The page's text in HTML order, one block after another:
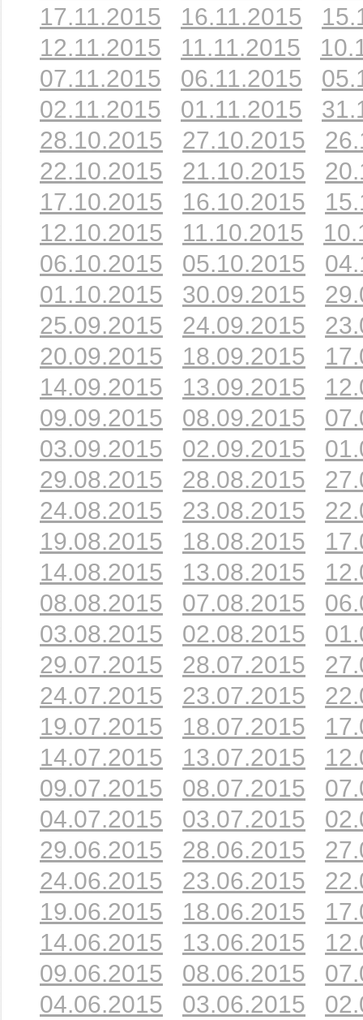
17.11.2015
16.11.2015
12.11.2015
11.11.2015
07.11.2015
06.11.2015
02.11.2015
01.11.2015
28.10.2015
27.10.2015
22.10.2015
21.10.2015
17.10.2015
16.10.2015
12.10.2015
11.10.2015
06.10.2015
05.10.2015
01.10.2015
30.09.2015
25.09.2015
24.09.2015
20.09.2015
18.09.2015
14.09.2015
13.09.2015
09.09.2015
08.09.2015
03.09.2015
02.09.2015
29.08.2015
28.08.2015
24.08.2015
23.08.2015
19.08.2015
18.08.2015
14.08.2015
13.08.2015
08.08.2015
07.08.2015
03.08.2015
02.08.2015
29.07.2015
28.07.2015
24.07.2015
23.07.2015
19.07.2015
18.07.2015
14.07.2015
13.07.2015
09.07.2015
08.07.2015
04.07.2015
03.07.2015
29.06.2015
28.06.2015
24.06.2015
23.06.2015
19.06.2015
18.06.2015
14.06.2015
13.06.2015
09.06.2015
08.06.2015
04.06.2015
03.06.2015